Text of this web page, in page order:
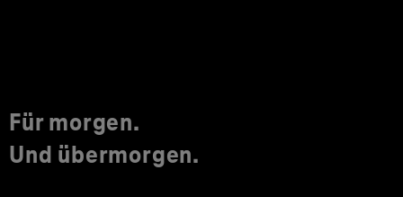
Für morgen.
Und übermorgen.